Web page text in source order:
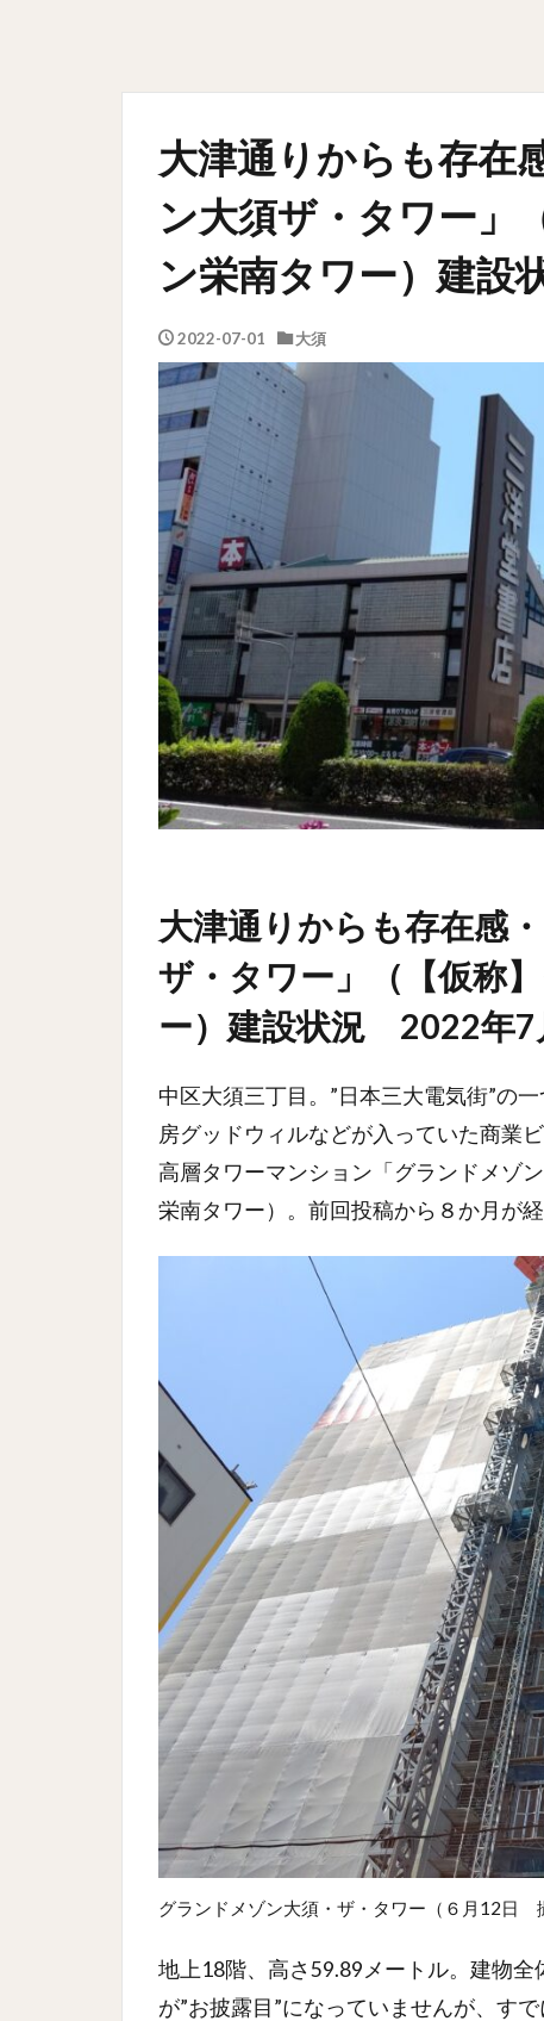
大津通りからも存在
ン大須ザ・タワー」
ン栄南タワー）建
2022-07-01 大須
大津通りからも存在感
ザ・タワー」（【仮称
ー）建設状況 2022年7
中区大須三丁目。”日本三大電気街”の
房グッドウィルなどが入っていた商業
高層タワーマンション「グランドメゾ
栄南タワー）。前回投稿から８か月が
グランドメゾン大須・ザ・タワー（６月12日
地上18階、高さ59.89メートル。建物
が”お披露目”になっていませんが、す